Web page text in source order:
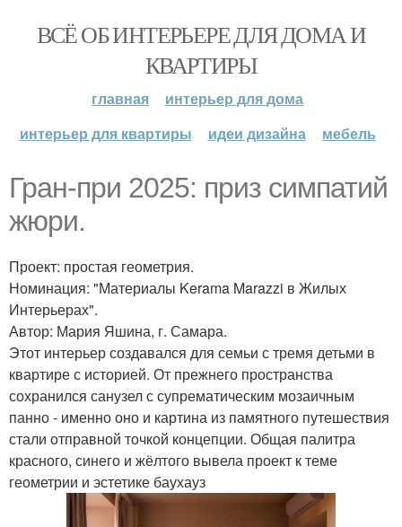
ВСЁ ОБ ИНТЕРЬЕРЕ ДЛЯ ДОМА И
КВАРТИРЫ
главная
интерьер для дома
интерьер для квартиры
идеи дизайна мебель
Гран-при 2025: приз симпатий
жюри.
Проект: простая геометрия.
Номинация: "Материалы Kerama Marazzi в Жилых
Интерьерах".
Автор: Мария Яшина, г. Самара.
Этот интерьер создавался для семьи с тремя детьми в
квартире с историей. От прежнего пространства
сохранился санузел с супрематическим мозаичным
панно - именно оно и картина из памятного путешествия
стали отправной точкой концепции. Общая палитра
красного, синего и жёлтого вывела проект к теме
геометрии и эстетике баухауз